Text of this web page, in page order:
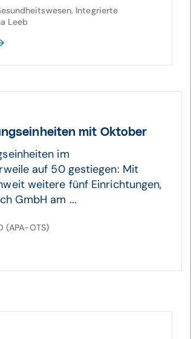
Integrierte
Leeb
mit Oktober
im
auf 50 gestiegen: Mit
weitere fünf Einrichtungen,
GmbH am ...
(APA-OTS)